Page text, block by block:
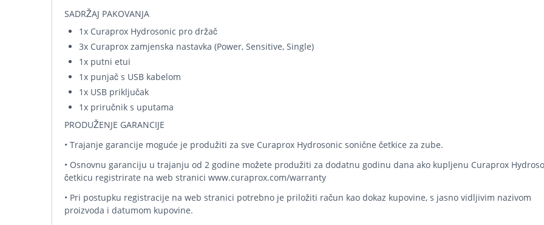
SADRŽAJ PAKOVANJA
1x Curaprox Hydrosonic pro držač
3x Curaprox zamjenska nastavka (Power, Sensitive, Single)
1x putni etui
1x punjač s USB kabelom
1x USB priključak
1x priručnik s uputama
PRODUŽENJE GARANCIJE
• Trajanje garancije moguće je produžiti za sve Curaprox Hydrosonic sonične četkice za zube.
• Osnovnu garanciju u trajanju od 2 godine možete produžiti za dodatnu godinu dana ako kupljenu Curaprox
četkicu registrirate na web stranici www.curaprox.com/warranty
• Pri postupku registracije na web stranici potrebno je priložiti račun kao dokaz kupovine, s jasno vidljivim nazivom
proizvoda i datumom kupovine.